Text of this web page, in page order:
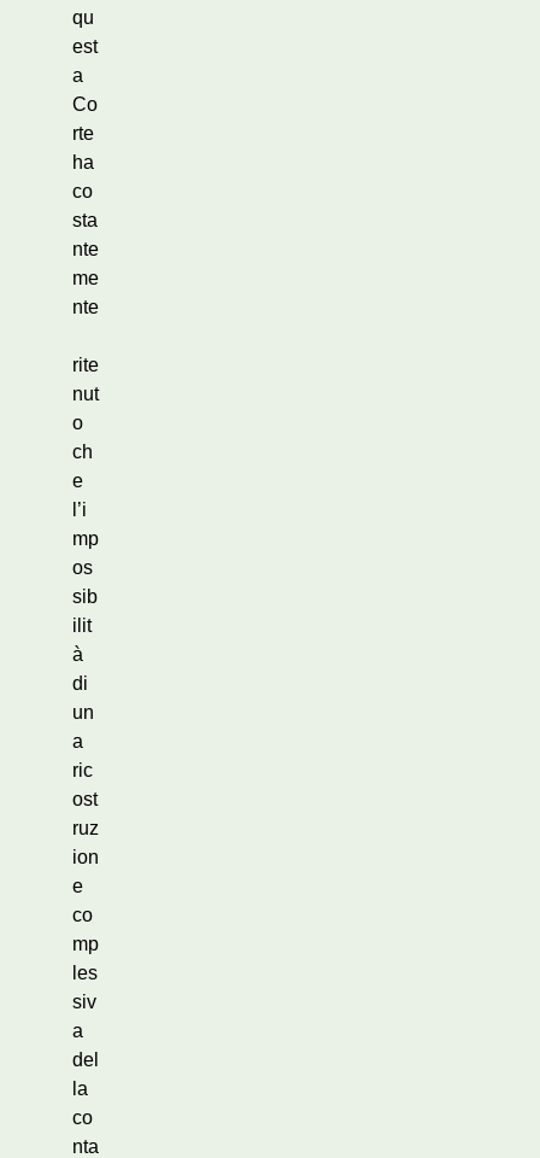
qu
est
a
Co
rte
ha
co
sta
nte
me
nte
rite
nut
o
ch
e
l’i
mp
os
sib
ilit
à
di
un
a
ric
ost
ruz
ion
e
co
mp
les
siv
a
del
la
co
nta